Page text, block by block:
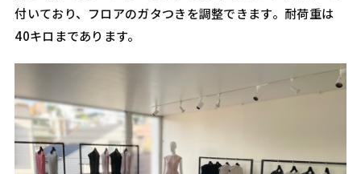
付いており、フロアのガタつきを調整できます。耐荷重は
40キロまであります。